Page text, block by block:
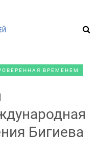
ВРЕМЕНЕМ
Бигиева